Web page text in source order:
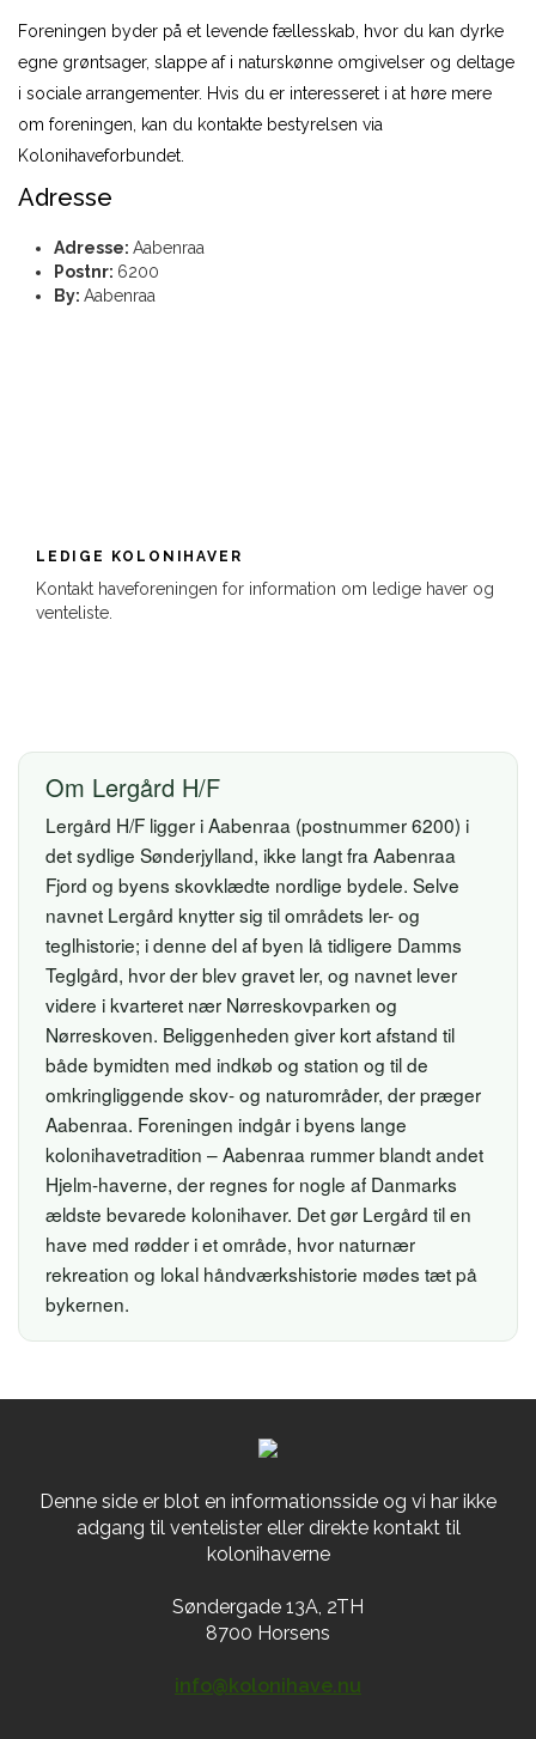
LEDIGE KOLONIHAVER
Kontakt haveforeningen for information om ledige haver og
venteliste.
Foreningen byder på et levende fællesskab, hvor du kan dyrke
egne grøntsager, slappe af i naturskønne omgivelser og deltage
i sociale arrangementer. Hvis du er interesseret i at høre mere
om foreningen, kan du kontakte bestyrelsen via
Kolonihaveforbundet.
Adresse
Adresse: Aabenraa
Postnr: 6200
By: Aabenraa
Om Lergård H/F
Lergård H/F ligger i Aabenraa (postnummer 6200) i
det sydlige Sønderjylland, ikke langt fra Aabenraa
Fjord og byens skovklædte nordlige bydele. Selve
navnet Lergård knytter sig til områdets ler- og
teglhistorie; i denne del af byen lå tidligere Damms
Teglgård, hvor der blev gravet ler, og navnet lever
videre i kvarteret nær Nørreskovparken og
Nørreskoven. Beliggenheden giver kort afstand til
både bymidten med indkøb og station og til de
omkringliggende skov- og naturområder, der præger
Aabenraa. Foreningen indgår i byens lange
kolonihavetradition – Aabenraa rummer blandt andet
Hjelm-haverne, der regnes for nogle af Danmarks
ældste bevarede kolonihaver. Det gør Lergård til en
have med rødder i et område, hvor naturnær
rekreation og lokal håndværkshistorie mødes tæt på
bykernen.
Denne side er blot en informationsside og vi har ikke
adgang til ventelister eller direkte kontakt til
kolonihaverne
Søndergade 13A, 2TH
8700 Horsens
info@kolonihave.nu